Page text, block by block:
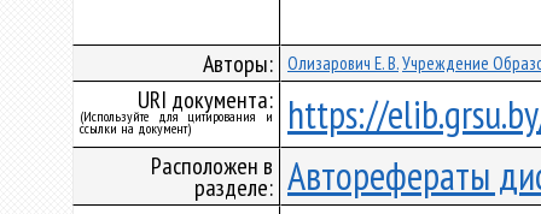
Авторы: Олизарович Е. В.Учреждение
URI документа:
(Используйте для цитирования и
ссылки на документ) https://
Расположен в
разделе: Авторефераты